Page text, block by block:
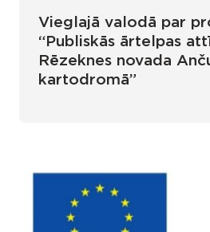
Vieglajā valodā par
“Publiskās ārtelpas
Rēzeknes novada
kartodromā”